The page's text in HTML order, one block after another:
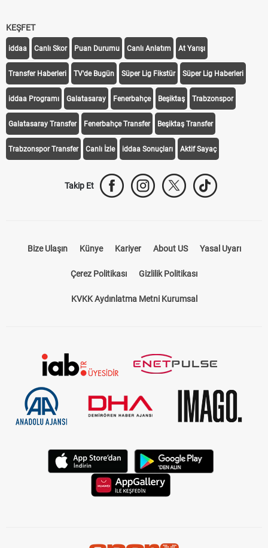
KEŞFET
iddaa Canlı Skor Puan Durumu Canlı Anlatım At Yarışı
Transfer Haberleri TV'de Bugün Süper Lig Fikstür Süper Lig Haberleri
iddaa Programı Galatasaray Fenerbahçe Beşiktaş Trabzonspor
Galatasaray Transfer Fenerbahçe Transfer Beşiktaş Transfer
Trabzonspor Transfer Canlı İzle iddaa Sonuçları Aktif Sayaç
Takip Et
Bize Ulaşın Künye Kariyer About US Yasal Uyarı
Çerez Politikası Gizlilik Politikası
KVKK Aydınlatma Metni Kurumsal